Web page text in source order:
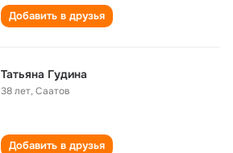
Добавить в друзья
Татьяна Гудина
38 лет,Саатов
Добавить в друзья